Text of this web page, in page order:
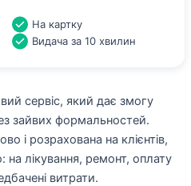
Видача за 10 хвилин
На картку
сервіс, який дає змогу
зайвих формальностей.
і розрахована на клієнтів,
лікування, ремонт, оплату
витрати.